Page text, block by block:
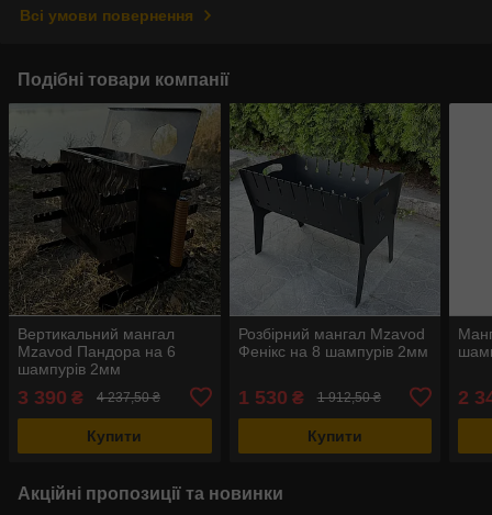
Всі умови повернення
Подібні товари компанії
Вертикальний мангал
Mzavod Пандора на 6
шампурів 2мм
3 390 ₴ 4 237,50 ₴
Купити
Розбірний мангал Mzavod
Фенікс на 8 шампурів 2мм
1 530 ₴ 1 912,50 ₴
Купити
2
Акційні пропозиції та новинки